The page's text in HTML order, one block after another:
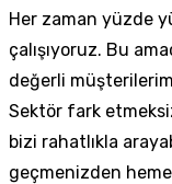
Her zaman yüzde
çalışıyoruz. Bu
değerli
Sektör fark
bizi rahatlıkla
geçmenizden